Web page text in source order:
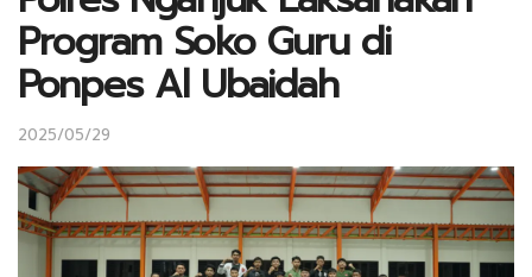
Program Soko Guru di
Ponpes Al Ubaidah
2025/05/29